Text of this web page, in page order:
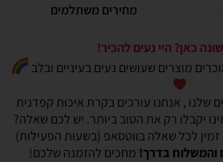
מחירים משתלמים
כאן? היי נעים להכיר!
מוצרים שעושים נעים בעיניים ובלב
, אנחנו עורכים בקרת איכות קפדנית
יקבלו רק את הטוב ביותר. יש לכם שאלה?
זמין לכל שאלה בווטסאפ (בשעות הפעילות)
והמשלוח בדרך! מחכים להזמנה שלכם!